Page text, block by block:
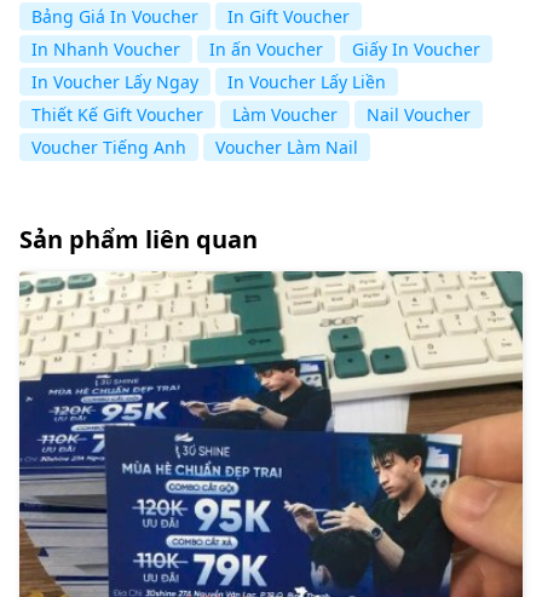
Bảng Giá In Voucher
In Gift Voucher
In Nhanh Voucher
In ấn Voucher
Giấy In Voucher
In Voucher Lấy Ngay
In Voucher Lấy Liền
Thiết Kế Gift Voucher
Làm Voucher
Nail Voucher
Voucher Tiếng Anh
Voucher Làm Nail
Sản phẩm liên quan